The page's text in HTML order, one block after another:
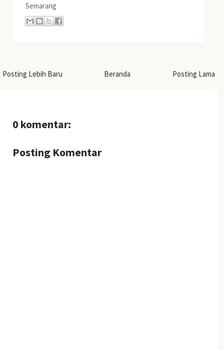
Semarang
Posting Lebih Baru Posting Lama
Beranda
0 komentar:
Posting Komentar